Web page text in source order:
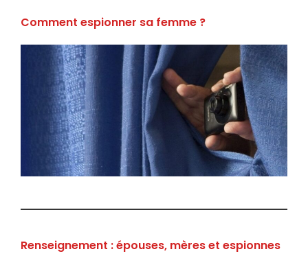
Comment espionner sa femme ?
Renseignement : épouses, mères et espionnes